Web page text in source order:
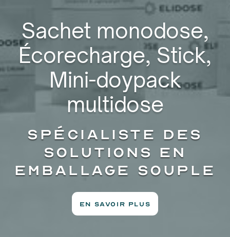
Sachet monodose,
Écorecharge, Stick,
Mini-doypack
multidose
Spécialiste des
solutions en
emballage souple
EN SAVOIR PLUS